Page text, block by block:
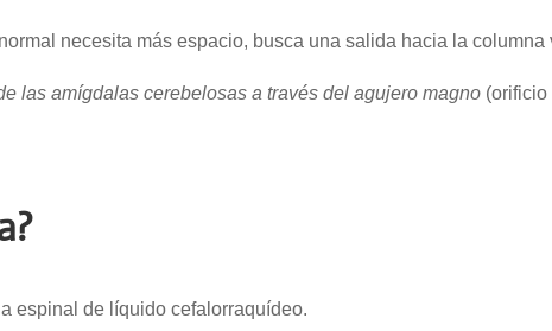
necesita más espacio, busca una salida hacia la columna
las amígdalas cerebelosas a través del agujero magno
espinal de líquido cefalorraquídeo.